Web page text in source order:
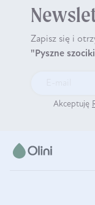
Zapisz się i
"Pyszne
Akceptuję